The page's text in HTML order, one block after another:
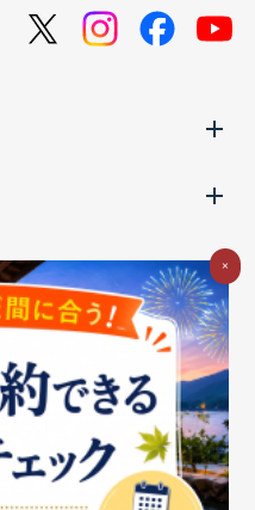
クセシビリティの取り組み
ポータル
Cookieポリシー
ュリティ基本方針
×